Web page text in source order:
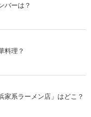
バーは？
料理？
家系ラーメン店」はどこ？